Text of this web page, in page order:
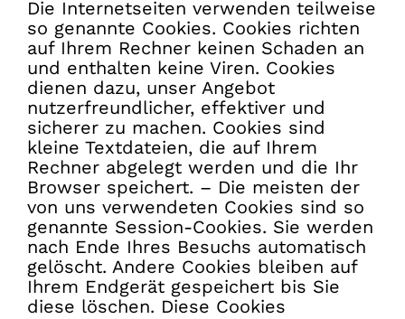
Die Internetseiten verwenden teilweise
so genannte Cookies. Cookies richten
auf Ihrem Rechner keinen Schaden an
und enthalten keine Viren. Cookies
dienen dazu, unser Angebot
nutzerfreundlicher, effektiver und
sicherer zu machen. Cookies sind
kleine Textdateien, die auf Ihrem
Rechner abgelegt werden und die Ihr
Browser speichert. – Die meisten der
von uns verwendeten Cookies sind so
genannte Session-Cookies. Sie werden
nach Ende Ihres Besuchs automatisch
gelöscht. Andere Cookies bleiben auf
Ihrem Endgerät gespeichert bis Sie
diese löschen. Diese Cookies